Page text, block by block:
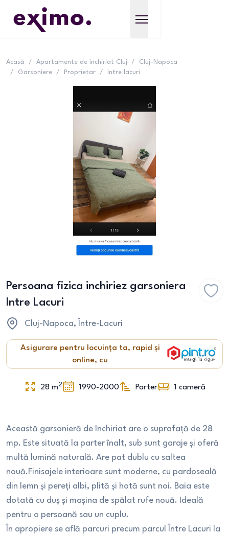
Acasă / Apartamente de închiriat Cluj /
Cluj-Napoca
/
Garsoniere / Proprietar / Intre lacuri
Persoana fizica inchiriez garsoniera
Intre Lacuri
Cluj-Napoca, Între-Lacuri
Asigurare pentru locuința ta, rapid și
online, cu
28 m2 1990-2000 Parter 1 cameră
Această garsonieră de închiriat are o suprafață de 28
mp. Este situată la parter înalt, sub sunt garaje și oferă
multă lumină naturală. Are pat dublu cu saltea
nouă.Finisajele interioare sunt moderne, cu pardoseală
din lemn și pereți albi, plită și hotă sunt noi. Baia este
dotată cu duș și mașina de spălat rufe nouă. Ideală
pentru o persoană sau un cuplu.
În apropiere se află parcuri precum parcul Între Lacuri la